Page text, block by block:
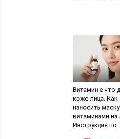
Витамин е что
коже лица. Как
наносить
витаминами на
Инструкция по